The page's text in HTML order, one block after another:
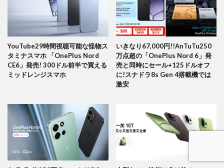
YouTube29時間視聴可能な怪物ス
タミナスマホ 「OnePlus Nord
CE6」発売! 300ドル前半で買える
ミッドレンジスマホ
いきなり67,000円!!AnTuTu250
万点超の「OnePlus Nord 6」発
売と同時にセール+125ドルオフ
に!スナドラ8s Gen 4搭載機では
激安